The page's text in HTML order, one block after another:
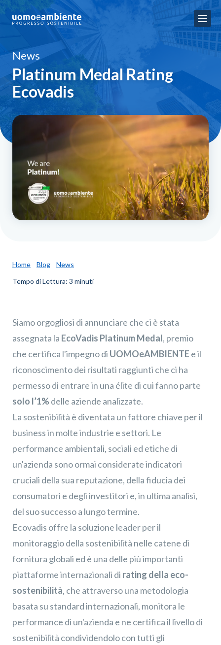
News
Platinum Medal Rating
Ecovadis
Home Blog
News
Tempo di Lettura: 3 minuti
Siamo orgogliosi di annunciare che ci è stata
assegnata la EcoVadis Platinum Medal, premio
che certifica l'impegno di UOMOeAMBIENTE e il
riconoscimento dei risultati raggiunti che ci ha
permesso di entrare in una élite di cui fanno parte
solo l’1%delle aziende analizzate.
La sostenibilità è diventata un fattore chiave per il
business in molte industrie e settori. Le
performance ambientali, sociali ed etiche di
un'azienda sono ormai considerate indicatori
cruciali della sua reputazione, della fiducia dei
consumatori e degli investitori e, in ultima analisi,
del suo successo a lungo termine.
Ecovadis offre la soluzione leader per il
monitoraggio della sostenibilità nelle catene di
fornitura globali ed è una delle più importanti
piattaforme internazionali di rating della eco-
sostenibilità, che attraverso una metodologia
basata su standard internazionali, monitora le
performance di un'azienda e ne certifica il livello di
sostenibilità condividendolo con tutti gli